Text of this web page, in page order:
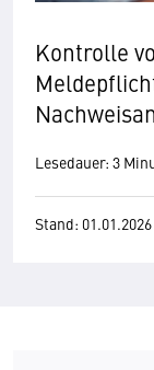
Kontrolle
Lesedauer: 3
Stand: 01.01.2026